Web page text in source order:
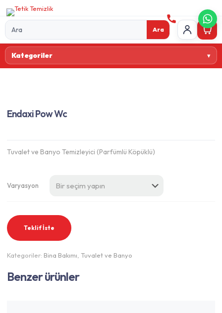
Ürün
ara
Ara
Kategoriler
Endaxi Pow Wc
Tuvalet ve Banyo Temizleyici (Parfümlü Köpüklü)
Varyasyon
Teklif İste
Kategoriler: Bina Bakımı Tuvalet ve Banyo
Benzer ürünler